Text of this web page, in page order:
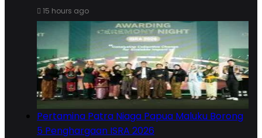
15 hours ago
Pertamina Patra Niaga Papua Maluku Borong
5 Penghargaan ISRA 2026